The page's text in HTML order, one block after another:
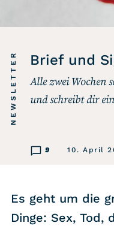
Hören
Alle Podcasts
WASTED WEEKLY
Last Game Standing
Top 5
Brief und
Alle zwei Wochen
und schreibt dir
9 10. April
NEWSLETTER
Es geht um die
Dinge: Sex, Tod,